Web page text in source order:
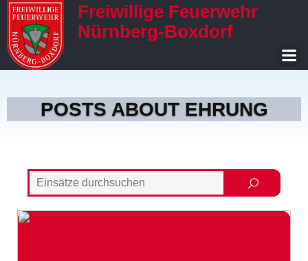
Freiwillige Feuerwehr
Nürnberg-Boxdorf
POSTS ABOUT EHRUNG